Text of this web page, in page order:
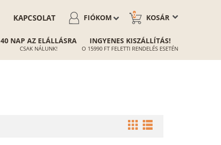
KOSÁR
0
FIÓKOM
KAPCSOLAT
40 NAP AZ ELÁLLÁSRA
CSAK NÁLUNK!
INGYENES KISZÁLLÍTÁS!
O 15990 FT FELETTI RENDELÉS ESETÉN